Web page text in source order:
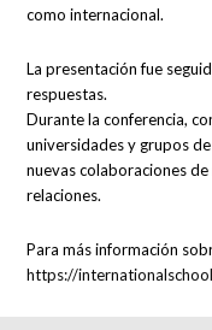
como internacional.
La presentación fue
respuestas.
Durante la conferencia,
universidades y grupos
nuevas colaboraciones
relaciones.
Para más información
https://